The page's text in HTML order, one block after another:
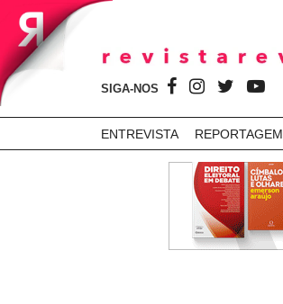
SIGA-NOS
ENTREVISTA REPORTAGEM